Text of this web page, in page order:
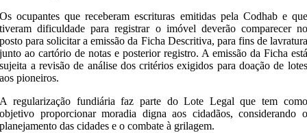
Os ocupantes que receberam escrituras emitidas pela Codhab e que
tiveram dificuldade para registrar o imóvel deverão comparecer no
posto para solicitar a emissão da Ficha Descritiva, para fins de lavratura
junto ao cartório de notas e posterior registro. A emissão da Ficha está
sujeita a revisão de análise dos critérios exigidos para doação de lotes
aos pioneiros.
A regularização fundiária faz parte do Lote Legal que tem como
objetivo proporcionar moradia digna aos cidadãos, considerando o
planejamento das cidades e o combate à grilagem.